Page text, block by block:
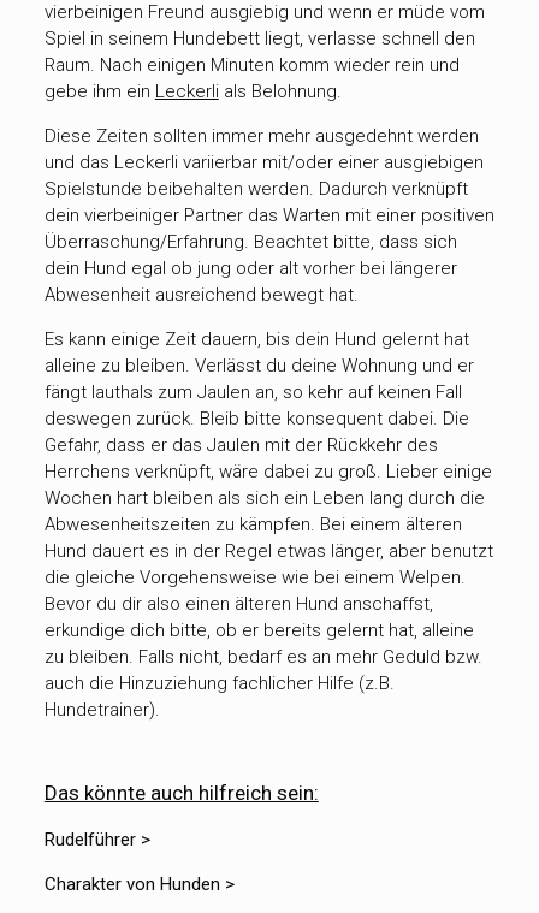
vierbeinigen Freund ausgiebig und wenn er müde vom
Spiel in seinem Hundebett liegt, verlasse schnell den
Raum. Nach einigen Minuten komm wieder rein und
gebe ihm ein Leckerlials Belohnung.
Diese Zeiten sollten immer mehr ausgedehnt werden
und das Leckerli variierbar mit/oder einer ausgiebigen
Spielstunde beibehalten werden. Dadurch verknüpft
dein vierbeiniger Partner das Warten mit einer positiven
Überraschung/Erfahrung. Beachtet bitte, dass sich
dein Hund egal ob jung oder alt vorher bei längerer
Abwesenheit ausreichend bewegt hat.
Es kann einige Zeit dauern, bis dein Hund gelernt hat
alleine zu bleiben. Verlässt du deine Wohnung und er
fängt lauthals zum Jaulen an, so kehr auf keinen Fall
deswegen zurück. Bleib bitte konsequent dabei. Die
Gefahr, dass er das Jaulen mit der Rückkehr des
Herrchens verknüpft, wäre dabei zu groß. Lieber einige
Wochen hart bleiben als sich ein Leben lang durch die
Abwesenheitszeiten zu kämpfen. Bei einem älteren
Hund dauert es in der Regel etwas länger, aber benutzt
die gleiche Vorgehensweise wie bei einem Welpen.
Bevor du dir also einen älteren Hund anschaffst,
erkundige dich bitte, ob er bereits gelernt hat, alleine
zu bleiben. Falls nicht, bedarf es an mehr Geduld bzw.
auch die Hinzuziehung fachlicher Hilfe (z.B.
Hundetrainer).
Das könnte auch hilfreich sein:
Rudelführer >
Charakter von Hunden >